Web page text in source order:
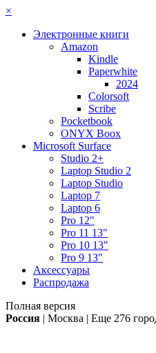
×
Электронные книги
Amazon
Kindle
Paperwhite
2024
Colorsoft
Scribe
Pocketbook
ONYX Boox
Microsoft Surface
Studio 2+
Laptop Studio 2
Laptop Studio
Laptop 7
Laptop 6
Pro 12"
Pro 11 13"
Pro 10 13"
Pro 9 13"
Аксессуары
Распродажа
Полная версия
Россия | Москва | Еще 276